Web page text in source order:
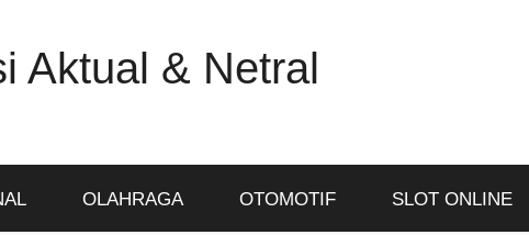
Aktual & Netral
OLAHRAGA OTOMOTIF SLOT ONLINE